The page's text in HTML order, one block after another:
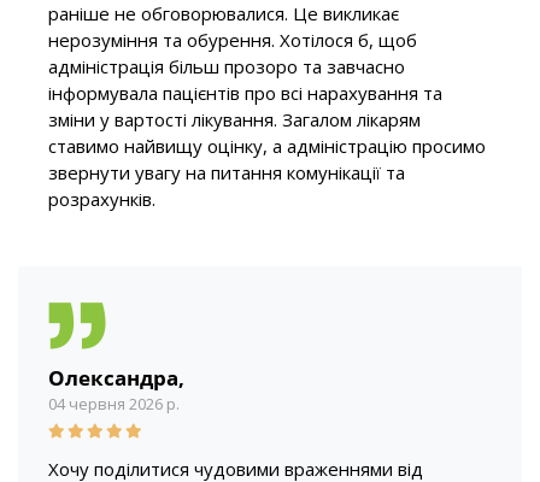
раніше не обговорювалися. Це викликає
нерозуміння та обурення. Хотілося б, щоб
адміністрація більш прозоро та завчасно
інформувала пацієнтів про всі нарахування та
зміни у вартості лікування. Загалом лікарям
ставимо найвищу оцінку, а адміністрацію просимо
звернути увагу на питання комунікації та
розрахунків.
Олександра,
04 червня 2026 р.
Хочу поділитися чудовими враженнями від